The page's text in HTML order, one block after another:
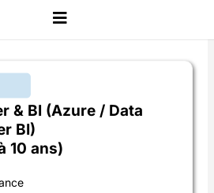
& BI (Azure / Data
BI)
10 ans)